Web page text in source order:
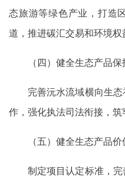
态旅游等绿色产业，打造
道，推进碳汇交易和环境权
（四）健全生态产品
完善沅水流域横向生
作，强化执法司法衔接，筑
（五）健全生态产品
制定项目认定标准，